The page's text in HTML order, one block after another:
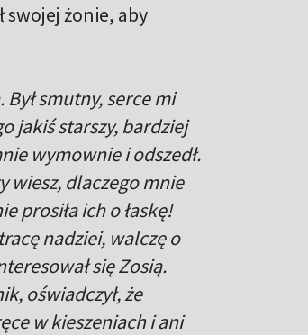
swojej żonie, aby
smutny, serce mi
jakiś starszy, bardziej
wymownie i odszedł.
wiesz, dlaczego mnie
prosiła ich o łaskę!
nadziei, walczę o
się Zosią.
oświadczył, że
w kieszeniach i ani